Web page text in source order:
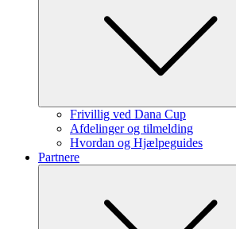
Frivillig ved Dana Cup
Afdelinger og tilmelding
Hvordan og Hjælpeguides
Partnere